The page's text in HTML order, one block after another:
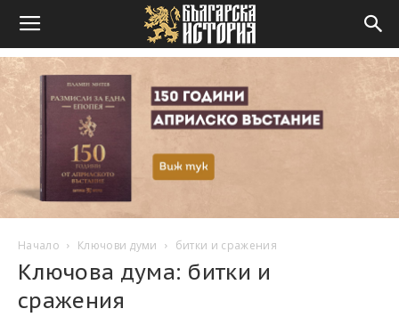
Начало Ключови думи битки и сражения
Ключова дума: битки и
сражения